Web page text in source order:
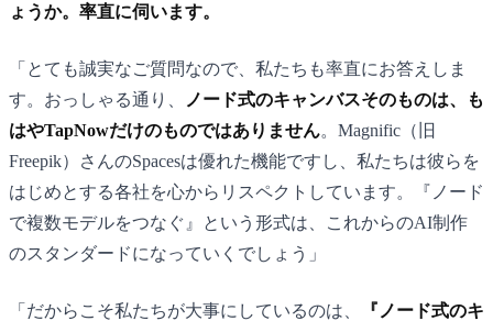
ょうか。率直に伺います。
「とても誠実なご質問なので、私たちも率直にお答えしま
す。おっしゃる通り、
ノード式のキャンバスそのものは、も
はやTapNowだけのものではありません。Magnific（旧
Freepik）さんのSpacesは優れた機能ですし、私たちは彼らを
はじめとする各社を心からリスペクトしています。『ノード
で複数モデルをつなぐ』という形式は、これからのAI制作
のスタンダードになっていくでしょう」
「だからこそ私たちが大事にしているのは、
『ノード式のキ